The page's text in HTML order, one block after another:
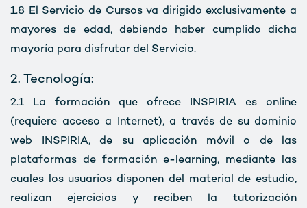
1.8 El Servicio de Cursos va dirigido exclusivamente a
mayores de edad, debiendo haber cumplido dicha
mayoría para disfrutar del Servicio.
2. Tecnología:
2.1 La formación que ofrece INSPIRIA es online
(requiere acceso a Internet), a través de su dominio
web INSPIRIA, de su aplicación móvil o de las
plataformas de formación e-learning, mediante las
cuales los usuarios disponen del material de estudio,
realizan ejercicios y reciben la tutorización